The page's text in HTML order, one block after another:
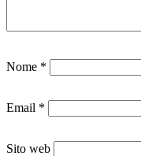
Nome *
Email *
Sito web